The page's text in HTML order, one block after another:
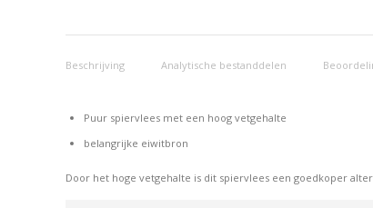
Beschrijving Analytische bestanddelen
Puur spiervlees met een hoog vetgehalte
belangrijke eiwitbron
Door het hoge vetgehalte is dit spiervlees een goedkoper